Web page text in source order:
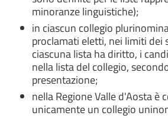
minoranze linguistiche);
in ciascun collegio
proclamati eletti, nei limiti dei
ciascuna lista ha diritto, i
nella lista del collegio,
presentazione;
nella Regione Valle d'Aosta è
unicamente un collegio